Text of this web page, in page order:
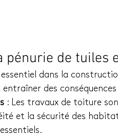
pénurie de tuiles
dans la
des
: Les travaux de toiture
et la sécurité des